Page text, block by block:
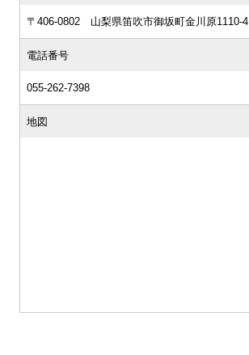
〒406-0802 山梨県笛吹市御坂町金川原1110-4
電話番号
055-262-7398
地図